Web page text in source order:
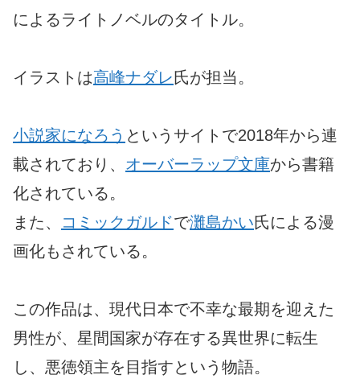
によるライトノベルのタイトル。
イラストは高峰ナダレ氏が担当。
小説家になろう というサイトで2018年から連
載されており、 オーバーラップ文庫から書籍
化されている。
また、
コミックガルドで灘島かい氏による漫
画化もされている。
この作品は、現代日本で不幸な最期を迎えた
男性が、星間国家が存在する異世界に転生
し、悪徳領主を目指すという物語。